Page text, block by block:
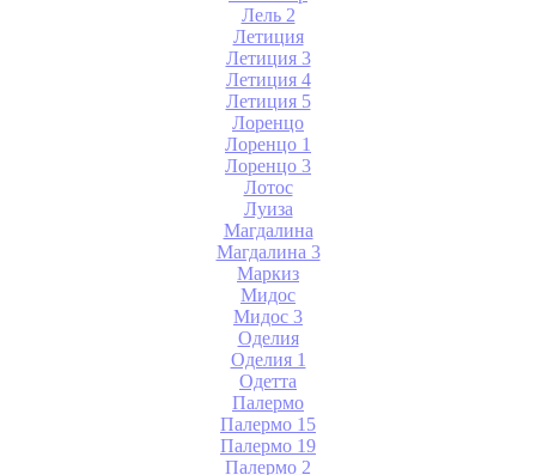
Лель 2
Летиция
Летиция 3
Летиция 4
Летиция 5
Лоренцо
Лоренцо 1
Лоренцо 3
Лотос
Луиза
Магдалина
Магдалина 3
Маркиз
Мидос
Мидос 3
Оделия
Оделия 1
Одетта
Палермо
Палермо 15
Палермо 19
Палермо 2